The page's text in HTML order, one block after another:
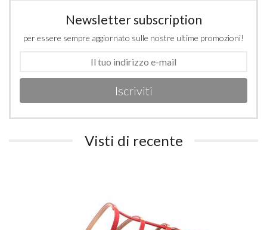
Newsletter subscription
per essere sempre aggiornato sulle nostre ultime promozioni!
Iscriviti
Visti di recente